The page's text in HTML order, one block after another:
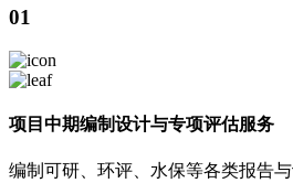
01
项目中期编制设计与专项评估服务
编制可研、环评、水保等各类报告